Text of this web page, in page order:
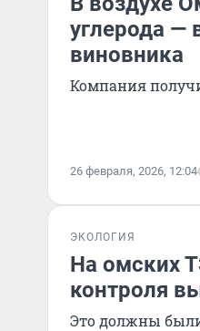
углерода —
виновника
Компания
26 февраля, 2026, 12:04
ЭКОЛОГИЯ
На омских
контроля
Это должны